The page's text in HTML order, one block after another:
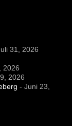
31, 2026
2026
2026
- Juni 23,